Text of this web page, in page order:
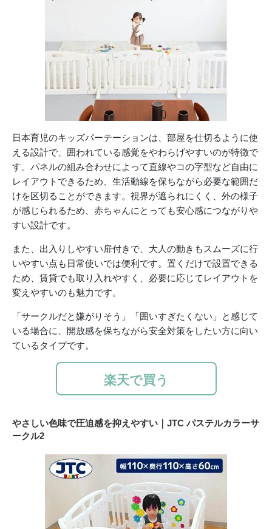
日本育児のキッズパーテーションは、部屋を仕切るように使
える設計で、囲われている感覚をやわらげやすいのが特徴で
す。パネルの組み合わせによって直線やコの字型など自由に
レイアウトできるため、生活動線を保ちながら必要な範囲だ
けを区切ることができます。視界が遮られにくく、外の様子
が感じられるため、赤ちゃんにとっても安心感につながりや
すい設計です。
また、出入りしやすい扉付きで、大人の動きもスムーズに行
いやすい点も日常使いでは便利です。置くだけで設置できる
ため、賃貸でも取り入れやすく、必要に応じてレイアウトを
変えやすいのも魅力です。
「サークルだと嫌がりそう」「囲いすぎたくない」と感じて
いる場合に、開放感を保ちながら安全対策をしたい方に向い
ているタイプです。
楽天で買う
やさしい色味で圧迫感を抑えやすい｜JTC パステルカラーサ
ークル2